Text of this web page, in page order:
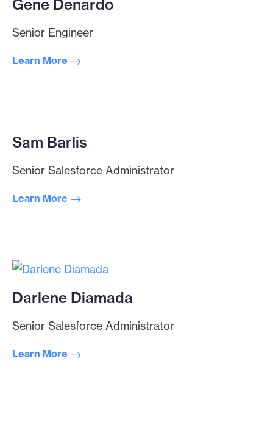
Gene Denardo
Senior Engineer
Learn More
Sam Barlis
Senior Salesforce Administrator
Learn More
Darlene Diamada
Senior Salesforce Administrator
Learn More